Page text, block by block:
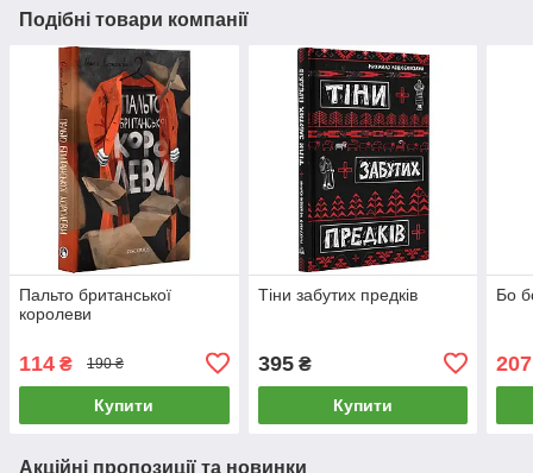
Подібні товари компанії
Пальто британської
королеви
114 ₴ 190 ₴
Купити
Тіни забутих предків
395₴
Купити
Бо
207
Акційні пропозиції та новинки